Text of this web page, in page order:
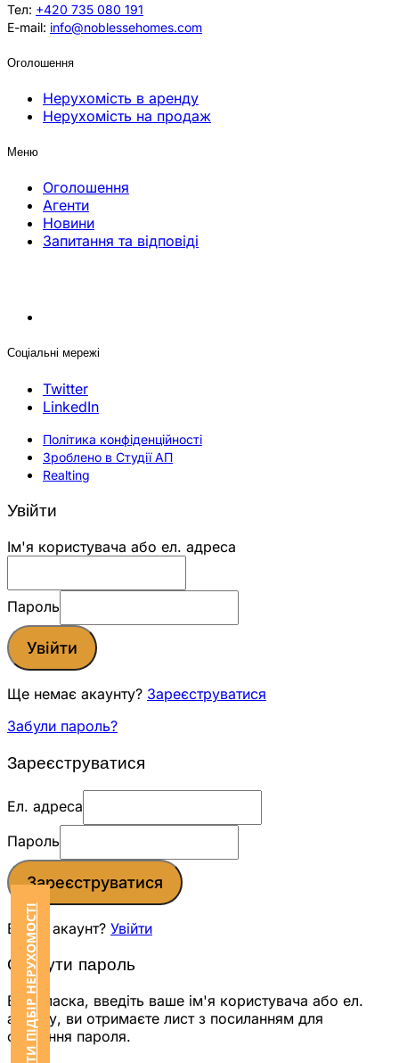
Тел: +420 735 080 191
E-mail: info@noblessehomes.com
Оголошення
Нерухомість в аренду
Нерухомість на продаж
Меню
Оголошення
Агенти
Новини
Запитання та відповіді
Соціальні мережі
Twitter
LinkedIn
Політика конфіденційності
Зроблено в Студії АП
Realting
ЗАМОВИТИ ПІДБІР НЕРУХОМОСТІ
Увійти
Ім'я користувача або ел. адреса
Пароль
Увійти
Ще немає акаунту? Зареєструватися
Забули пароль?
Зареєструватися
Ел. адреса
Пароль
Зареєструватися
Вже є акаунт? Увійти
Скинути пароль
Будь ласка, введіть ваше ім'я користувача або ел.
адресу, ви отримаєте лист з посиланням для
скидання пароля.